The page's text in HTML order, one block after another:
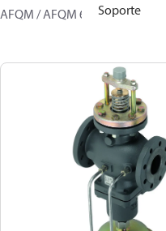
Soporte
AFQM / AFQM 6
003G1084